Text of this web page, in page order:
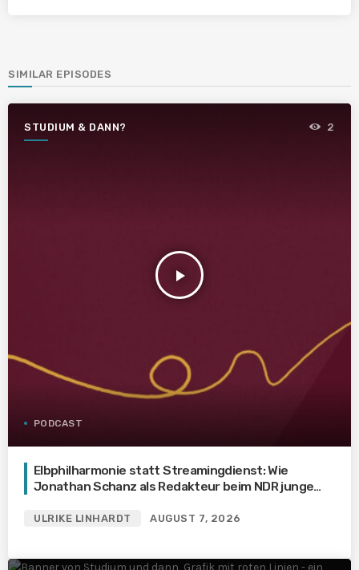
SIMILAR EPISODES
STUDIUM & DANN?
play_arrow
2
PODCAST
Elbphilharmonie statt Streamingdienst: Wie
Jonathan Schanz als Redakteur beim NDR junge
ULRIKE LINHARDT AUGUST 7, 2026